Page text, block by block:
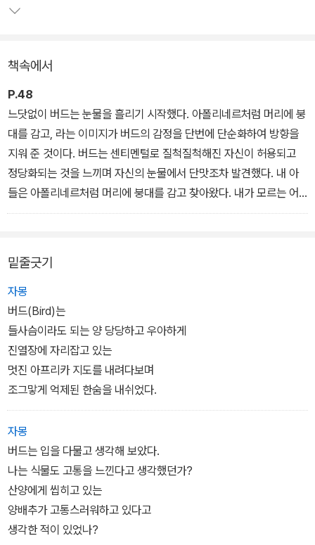
자친구 히미코에 집착하게 된다. 하지만 그는 아이를 어떻게 해야 할
작가의 장남 히카리가 뇌에 장애를 지니고 태어난 일을 계기로 쓴 소
설로 영어, 프랑스어, 스페인어, 독일어, 스웨덴어 등 10개 국어로 번
역되어, 오에 겐자부로의 작품 가운데 가장 인기를 누린 작품이기도
하다. 이 작품은 오에 겐자부로의 인생과 작품 세계에 전환점이 되었
으며, 노벨 문학상을 수상하는데 큰 영향을 주었다.
책속에서
P.48
느닷없이 버드는 눈물을 흘리기 시작했다. 아폴리네르처럼 머리에 붕
대를 감고, 라는 이미지가 버드의 감정을 단번에 단순화하여 방향을
지워 준 것이다. 버드는 센티멘털로 질척질척해진 자신이 허용되고
정당화되는 것을 느끼며 자신의 눈물에서 단맛조차 발견했다. 내 아
들은 아폴리네르처럼 머리에 붕대를 감고 찾아왔다. 내가 모르는 어
둡고 고독한 전장에서 부상당하여. 나는 아들을 전사자처럼 매장해야
밑줄긋기
자몽
버드(Bird)는
들사슴이라도 되는 양 당당하고 우아하게
진열장에 자리잡고 있는
멋진 아프리카 지도를 내려다보며
조그맣게 억제된 한숨을 내쉬었다.
자몽
버드는 입을 다물고 생각해 보았다.
나는 식물도 고통을 느낀다고 생각했던가?
산양에게 씹히고 있는
양배추가 고통스러워하고 있다고
생각한 적이 있었나?